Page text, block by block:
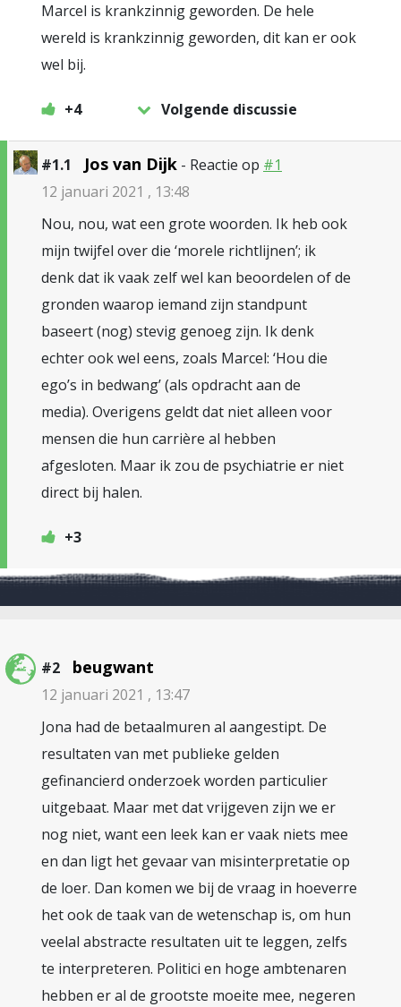
Marcel is krankzinnig geworden. De hele
wereld is krankzinnig geworden, dit kan er ook
wel bij.
+4 Volgende discussie
#1.1 Jos van Dijk - Reactie op #1
12 januari 2021 , 13:48
Nou, nou, wat een grote woorden. Ik heb ook
mijn twijfel over die ‘morele richtlijnen’; ik
denk dat ik vaak zelf wel kan beoordelen of de
gronden waarop iemand zijn standpunt
baseert (nog) stevig genoeg zijn. Ik denk
echter ook wel eens, zoals Marcel: ‘Hou die
ego’s in bedwang’ (als opdracht aan de
media). Overigens geldt dat niet alleen voor
mensen die hun carrière al hebben
afgesloten. Maar ik zou de psychiatrie er niet
direct bij halen.
+3
#2 beugwant
12 januari 2021 , 13:47
Jona had de betaalmuren al aangestipt. De
resultaten van met publieke gelden
gefinancierd onderzoek worden particulier
uitgebaat. Maar met dat vrijgeven zijn we er
nog niet, want een leek kan er vaak niets mee
en dan ligt het gevaar van misinterpretatie op
de loer. Dan komen we bij de vraag in hoeverre
het ook de taak van de wetenschap is, om hun
veelal abstracte resultaten uit te leggen, zelfs
te interpreteren. Politici en hoge ambtenaren
hebben er al de grootste moeite mee, negeren